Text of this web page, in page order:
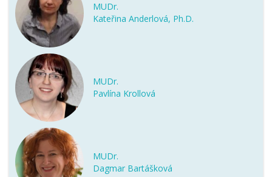
MUDr.
Kateřina Anderlová, Ph.D.
MUDr.
Pavlína Krollová
MUDr.
Dagmar Bartášková